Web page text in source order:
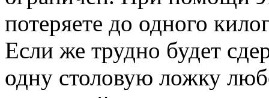
потеряете до одного
Если же трудно будет
одну столовую ложку